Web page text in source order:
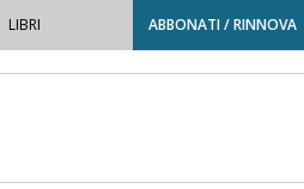
LIBRI ABBONATI / RINNOVA